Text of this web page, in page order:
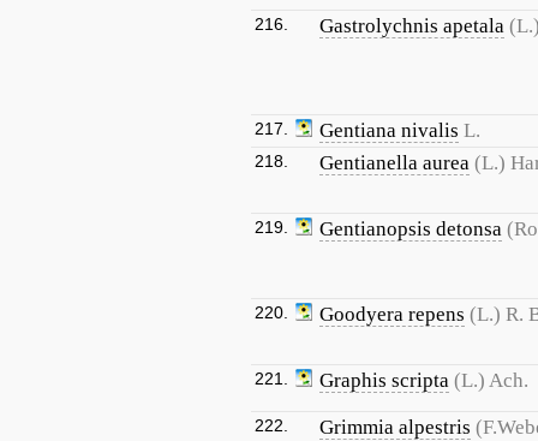
216. Gastrolychnis apetala
217. Gentiana nivalis L.
218. Gentianella aurea (L.)
219. Gentianopsis detonsa
220. Goodyera repens (L.) R.
221. Graphis scripta (L.) Ach.
222. Grimmia alpestris